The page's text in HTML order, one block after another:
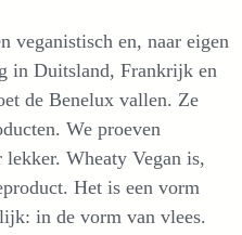
veganistisch en, naar eigen
in Duitsland, Frankrijk en
de Benelux vallen. Ze
We proeven
Wheaty Vegan is,
Het is een vorm
in de vorm van vlees.